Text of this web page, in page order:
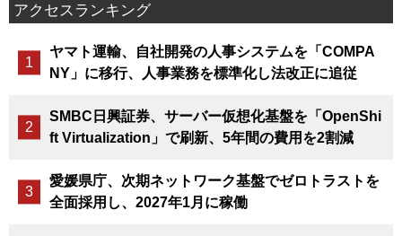
アクセスランキング
ヤマト運輸、自社開発の人事システムを「COMPA
NY」に移行、人事業務を標準化し法改正に追従
SMBC日興証券、サーバー仮想化基盤を「OpenShi
ft Virtualization」で刷新、5年間の費用を2割減
愛媛県庁、次期ネットワーク基盤でゼロトラストを
全面採用し、2027年1月に稼働